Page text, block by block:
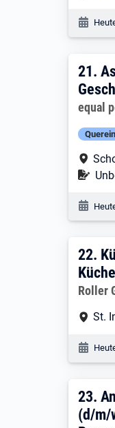
21.
21.
equal
22.
22.
Roller
St.
23.
23.
(d/m/